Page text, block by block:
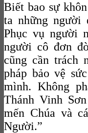
Biết bao sự
ta những người
Phục vụ người
người cô đơn
cũng cần trách
pháp bảo vệ
mình. Không
Thánh Vinh
mến Chúa và
Người.”